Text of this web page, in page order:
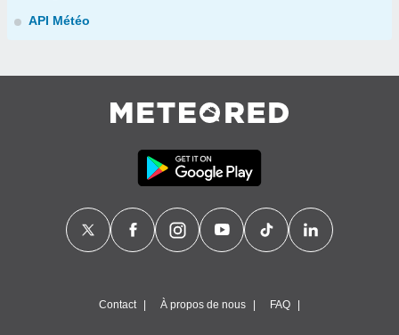
API Météo
Contact À propos de nous FAQ